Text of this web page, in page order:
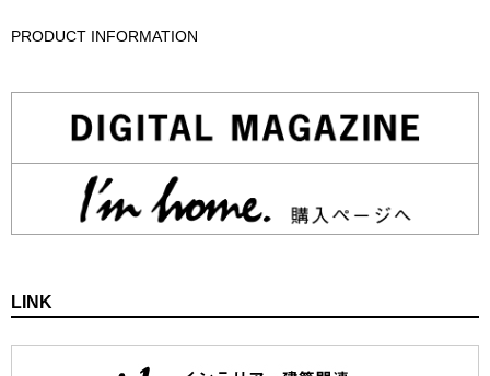
PRODUCT INFORMATION
LINK